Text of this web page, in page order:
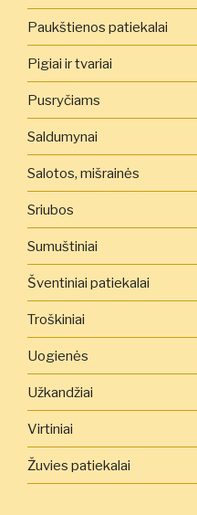
Paukštienos patiekalai
Pigiai ir tvariai
Pusryčiams
Saldumynai
Salotos, mišrainės
Sriubos
Sumuštiniai
Šventiniai patiekalai
Troškiniai
Uogienės
Užkandžiai
Virtiniai
Žuvies patiekalai